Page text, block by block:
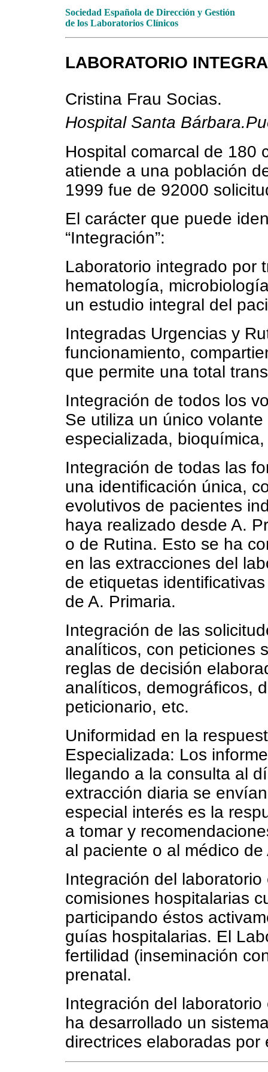
Sociedad Española de Dirección y Gestión
de los Laboratorios Clínicos
LABORATORIO
Cristina Frau Socias.
Hospital Santa
Hospital comarcal de 180
atiende a una población
1999 fue de 92000
El carácter que puede
“Integración”:
Laboratorio integrado por
hematología,
un estudio integral del
Integradas Urgencias y
funcionamiento,
que permite una total
Integración de todos los
Se utiliza un único
especializada,
Integración de todas las
una identificación única,
evolutivos de pacientes
haya realizado desde A.
o de Rutina. Esto se ha
en las extracciones del
de etiquetas
de A. Primaria.
Integración de las
analíticos, con peticiones
reglas de decisión
analíticos, demográficos,
peticionario, etc.
Uniformidad en la
Especializada: Los
llegando a la consulta al
extracción diaria se
especial interés es la
a tomar y
al paciente o al médico de
Integración del
comisiones hospitalarias
participando éstos
guías hospitalarias. El
fertilidad (inseminación
prenatal.
Integración del
ha desarrollado un
directrices elaboradas por